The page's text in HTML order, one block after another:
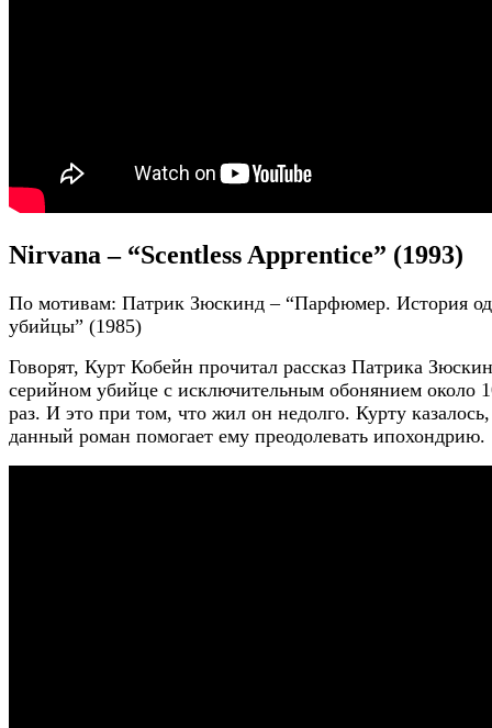
Nirvana – “Scentless Apprentice” (1993)
По мотивам: Патрик Зюскинд – “Парфюмер. История
убийцы” (1985)
Говорят, Курт Кобейн прочитал рассказ Патрика
серийном убийце с исключительным обонянием около
раз. И это при том, что жил он недолго. Курту
данный роман помогает ему преодолевать ипохондрию.